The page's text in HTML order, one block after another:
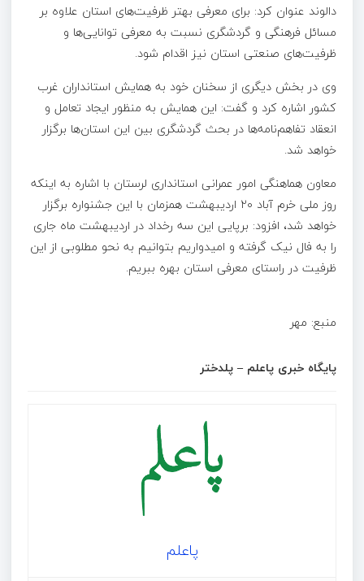
دالوند عنوان کرد: برای معرفی بهتر ظرفیت‌های استان علاوه بر
مسائل فرهنگی و گردشگری نسبت به معرفی توانایی‌ها و
ظرفیت‌های صنعتی استان نیز اقدام شود.
وی در بخش دیگری از سخنان خود به همایش استانداران غرب
کشور اشاره کرد و گفت: این همایش به منظور ایجاد تعامل و
انعقاد تفاهم‌نامه‌ها در بحث گردشگری بین این استان‌ها برگزار
خواهد شد.
معاون هماهنگی امور عمرانی استانداری لرستان با اشاره به اینکه
روز ملی خرم آباد ۲۰ اردیبهشت همزمان با این جشنواره برگزار
خواهد شد، افزود: برپایی این سه رخداد در اردیبهشت ماه جاری
را به فال نیک گرفته و امیدواریم بتوانیم به نحو مطلوبی از این
ظرفیت در راستای معرفی استان بهره ببریم.
منبع: مهر
پایگاه خبری پاعلم – پلدختر
پاعلم